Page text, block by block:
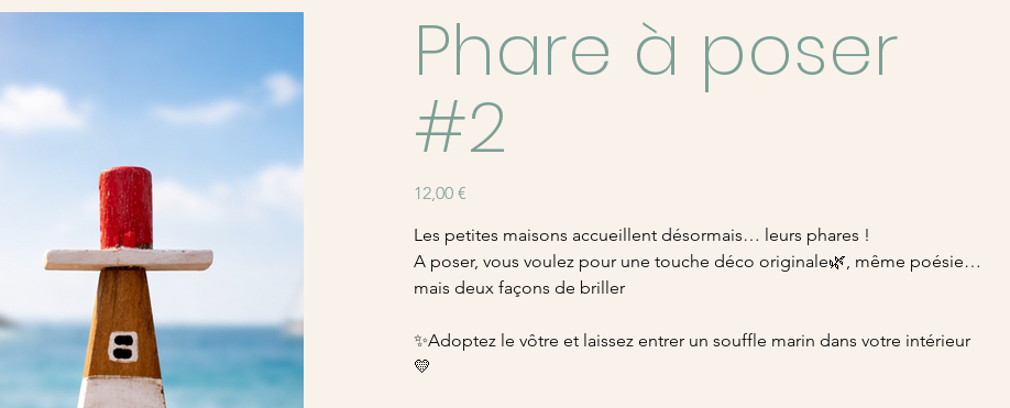
Phare à poser
#2
Prix
12,00 €
Les petites maisons accueillent désormais… leurs phares !
A poser, vous voulez pour une touche déco originale🌿, même poésie…
mais deux façons de briller
✨Adoptez le vôtre et laissez entrer un souffle marin dans votre intérieur
💛